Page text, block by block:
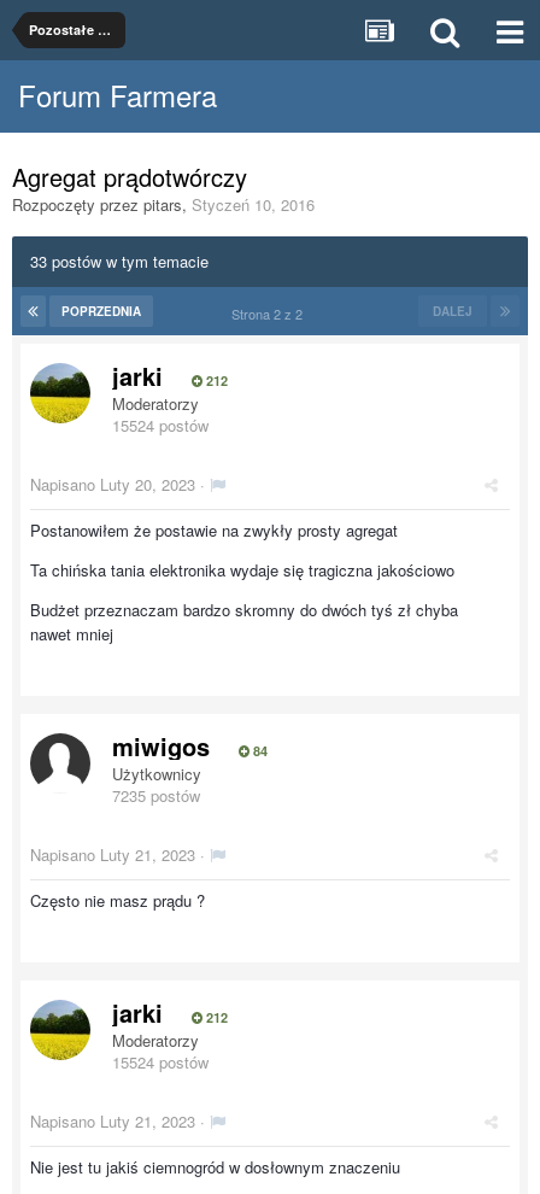
Pozostałe maszyny rolnicze
Forum Farmera
Agregat prądotwórczy
Rozpoczęty przez pitars, Styczeń 10, 2016
33 postów w tym temacie
POPRZEDNIA DALEJ
Strona 2 z 2
jarki 212
Moderatorzy
15524 postów
Napisano Luty 20, 2023 ·
Postanowiłem że postawie na zwykły prosty agregat
Ta chińska tania elektronika wydaje się tragiczna jakościowo
Budżet przeznaczam bardzo skromny do dwóch tyś zł chyba
nawet mniej
miwigos 84
Użytkownicy
7235 postów
Napisano Luty 21, 2023 ·
Często nie masz prądu ?
jarki 212
Moderatorzy
15524 postów
Napisano Luty 21, 2023 ·
Nie jest tu jakiś ciemnogród w dosłownym znaczeniu